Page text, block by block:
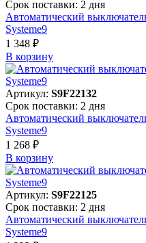
Срок поставки: 2 дня
Автоматический
Systeme9
1 348 ₽
В корзинy
Артикул: S9F22132
Срок поставки: 2 дня
Автоматический
Systeme9
1 268 ₽
В корзинy
Артикул: S9F22125
Срок поставки: 2 дня
Автоматический
Systeme9